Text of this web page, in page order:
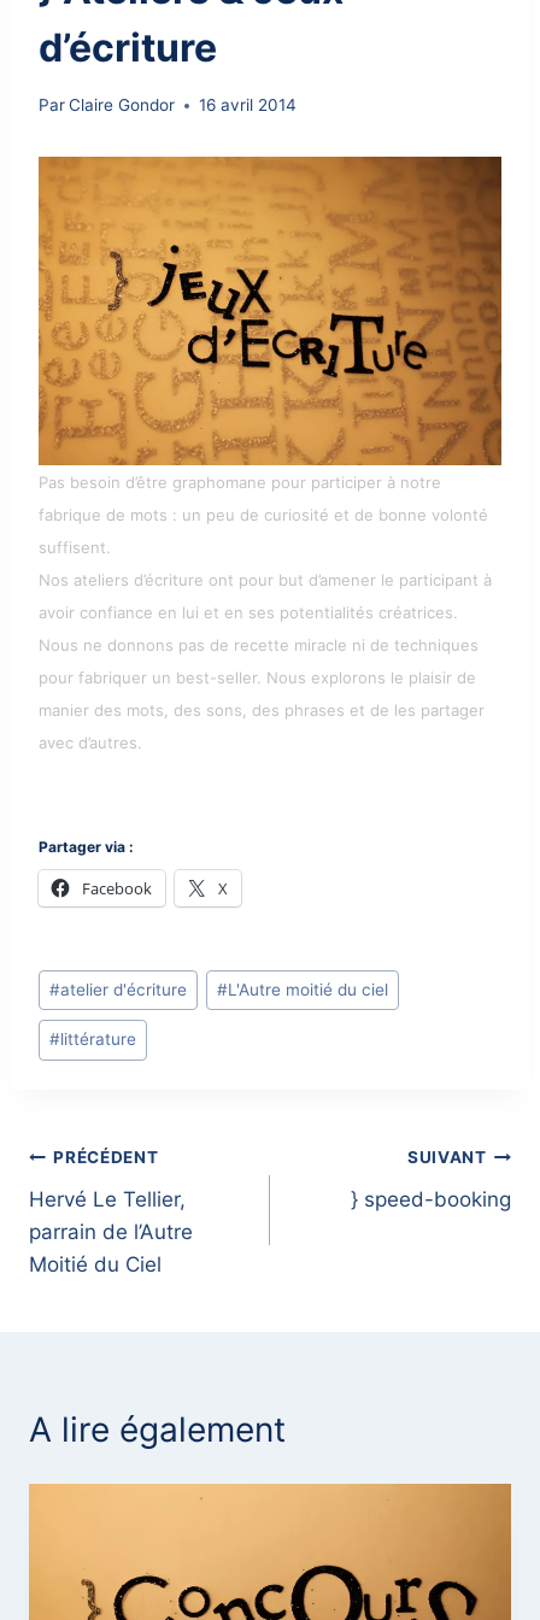
d’écriture
ParClaire Gondor 16 avril 2014
Pas besoin d’être graphomane pour participer à notre
fabrique de mots : un peu de curiosité et de bonne volonté
suffisent.
Nos ateliers d’écriture ont pour but d’amener le participant à
avoir confiance en lui et en ses potentialités créatrices.
Nous ne donnons pas de recette miracle ni de techniques
pour fabriquer un best-seller. Nous explorons le plaisir de
manier des mots, des sons, des phrases et de les partager
avec d’autres.
Partager via :
Facebook X
Post
Tags:
#atelier d'écriture #L'Autre moitié du ciel
#littérature
Navigation
de
l’article
PRÉCÉDENT
Hervé Le Tellier,
parrain de l’Autre
Moitié du Ciel
SUIVANT
} speed-booking
A lire également